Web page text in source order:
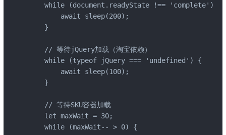
    while (document.readyState !== 'complete') {
        await sleep(200);
    }
    // 等待jQuery加载（淘宝依赖）
    while (typeof jQuery === 'undefined') {
        await sleep(100);
    }
    // 等待SKU容器加载
    let maxWait = 30;
    while (maxWait-- > 0) {